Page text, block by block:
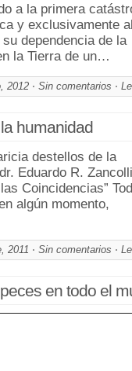
a la primera
y exclusivamente
dependencia de la
la Tierra de un…
2012 Sin comentarios
humanidad
destellos de la
Eduardo R.
Coincidencias”
algún momento,
2011 Sin comentarios
en todo el